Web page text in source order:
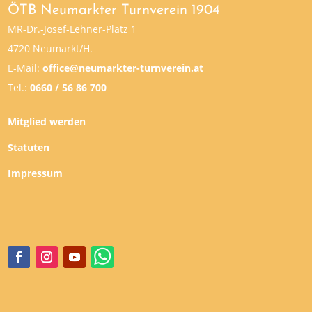
ÖTB Neumarkter Turnverein 1904
MR-Dr.-Josef-Lehner-Platz 1
4720 Neumarkt/H.
E-Mail:office@neumarkter-turnverein.at
Tel.:0660 / 56 86 700
Mitglied werden
Statuten
Impressum